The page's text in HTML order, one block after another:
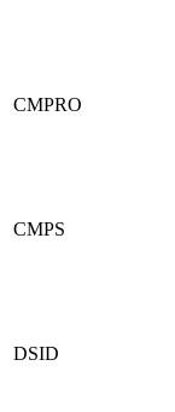
CMPRO
CMPS
DSID